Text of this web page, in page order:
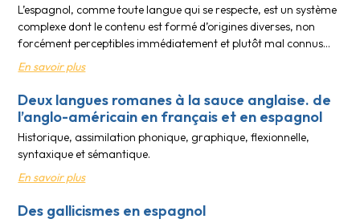
L’espagnol, comme toute langue qui se respecte, est un système
complexe dont le contenu est formé d’origines diverses, non
forcément perceptibles immédiatement et plutôt mal connus…
En savoir plus
Deux langues romanes à la sauce anglaise. de
l’anglo-américain en français et en espagnol
Historique, assimilation phonique, graphique, flexionnelle,
syntaxique et sémantique.
En savoir plus
Des gallicismes en espagnol